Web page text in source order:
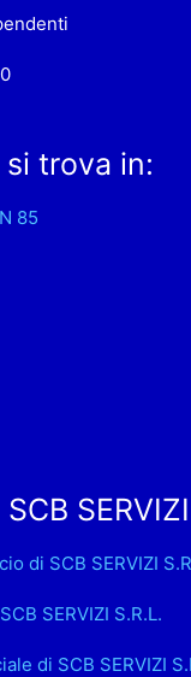
si trova in:
85
di SCB SERVIZI
SERVIZI S.R.L.
di SCB SERVIZI